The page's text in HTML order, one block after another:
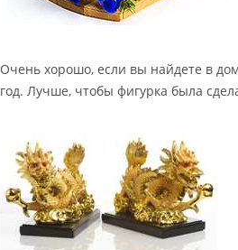
Очень хорошо, если вы найдете в
год. Лучше, чтобы фигурка была